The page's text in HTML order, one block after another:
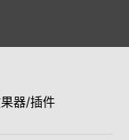
器/插件